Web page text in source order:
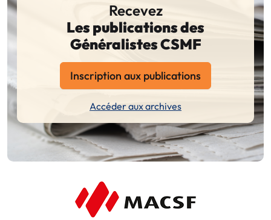
Recevez
Les publications des
Généralistes CSMF
Inscription aux publications
Accéder aux archives